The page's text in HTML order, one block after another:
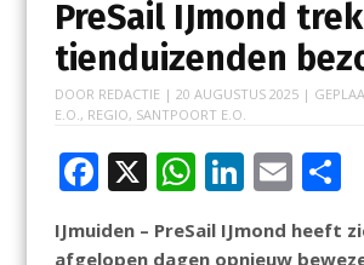
PreSail IJmond
tienduizenden
DOOR REDACTIE | 20 AUGUSTUS 2025|
E.O. , REGIO, SANTPOORT E.O.
F
ac
e
X W
h
at
Li
k
E
m
ai
D
el
e
IJmuiden – PreSail IJmond heeft
afgelopen dagen opnieuw